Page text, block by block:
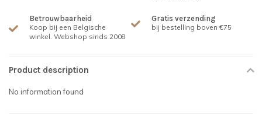
Betrouwbaarheid
Koop bij een Belgische
winkel. Webshop sinds 2008
Gratis verzending
bij bestelling boven €75
Product description
No information found